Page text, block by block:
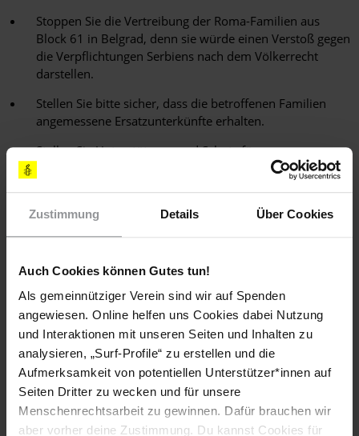
Zustimmung Details Über Cookies
Auch Cookies können Gutes tun!
Als gemeinnütziger Verein sind wir auf Spenden
angewiesen. Online helfen uns Cookies dabei Nutzung
und Interaktionen mit unseren Seiten und Inhalten zu
analysieren, „Surf-Profile“ zu erstellen und die
Aufmerksamkeit von potentiellen Unterstützer*innen auf
Seiten Dritter zu wecken und für unsere
Menschenrechtsarbeit zu gewinnen. Dafür brauchen wir
aber vorher deine Zustimmung. Du kannst Cookies für
Stoppen Sie die Vertreibung der Roma-Familien aus
Block 61 in Belgrad, denn sie würde einen Verstoß gegen
die Verpflichtungen Serbiens nach dem Völkerrecht
darstellen.
Stellen Sie bitte sicher, dass die betroffenen Familien
angemessene Ersatzunterkünfte erhalten.
Stellen Sie Unterstützung und Schutz für
Binnenvertriebene zur Verfügung, die in Serbien in
informellen Siedlungen wohnen, wie es die UN-Leitlinien
Mirko Cvetkovic
Nemanjina 11, 11 000 Belgrade, SERBIEN
(korrekte Anrede: Dear Prime Minister / Sehr geehrter Herr
Ministerpräsident)
Fax: (00 381) 11 361 76 09
E-Mail:predsednikvladesrbije@gov.rs
LEITER DER SERBISCHEN BAUBEHÖRDE